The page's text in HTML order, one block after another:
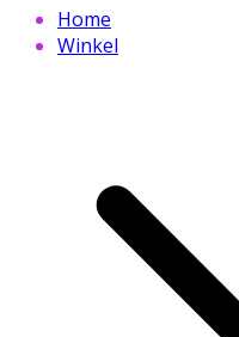
Home
Winkel